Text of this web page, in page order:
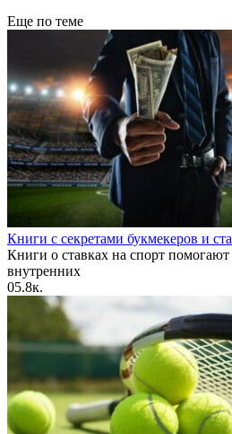
Еще по теме
Книги с секретами букмекеров и
Книги о ставках на спорт помогают
внутренних
05.8к.